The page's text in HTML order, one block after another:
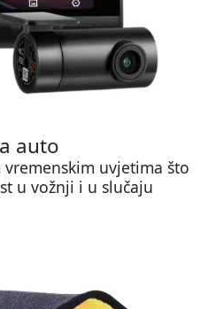
auto
uvjetima što
u vožnji i u slučaju